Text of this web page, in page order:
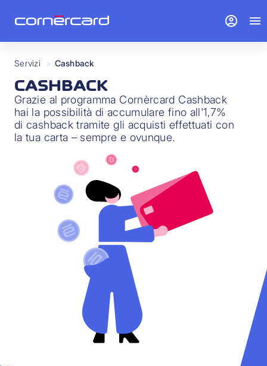
Servizi > Cashback
CASHBACK
Grazie al programma Cornèrcard Cashback
hai la possibilità di accumulare fino all'1,7%
di cashback tramite gli acquisti effettuati con
la tua carta – sempre e ovunque.
account_circle menu